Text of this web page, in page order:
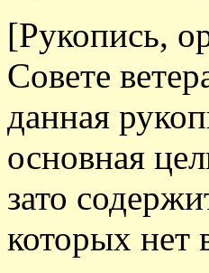
[Рукопись,
Совете
данная
основная
зато
которых нет